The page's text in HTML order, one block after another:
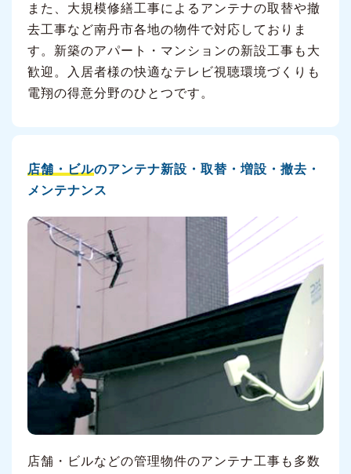
また、大規模修繕工事によるアンテナの取替や撤
去工事など南丹市各地の物件で対応しておりま
す。新築のアパート・マンションの新設工事も大
歓迎。入居者様の快適なテレビ視聴環境づくりも
電翔の得意分野のひとつです。
店舗・ビルのアンテナ新設・取替・増設・撤去・
メンテナンス
店舗・ビルなどの管理物件のアンテナ工事も多数